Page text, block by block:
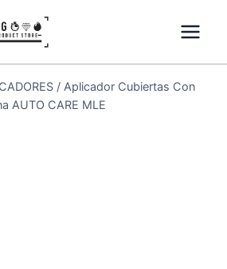
/ Aplicador Cubiertas Con
AUTO CARE MLE